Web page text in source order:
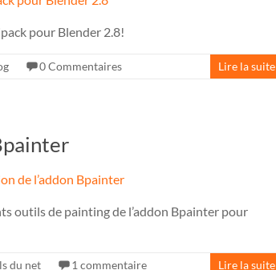
pour Blender 2.8!
0 Commentaires Lire la suite
outils de painting de l’addon Bpainter pour
du net 1 commentaire Lire la suite